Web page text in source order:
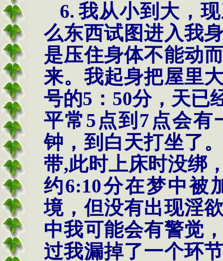
6. 我从小到大，
么东西试图进入我
是压住身体不能动
来。我起身把屋里
号的5 ： 50分，天已
平常5 点到 7 点会有
钟，到白天打坐了
带,此时上床时没绑
约6:10分在梦中被
境，但没有出现淫
中我可能会有警觉
过我漏掉了一个环